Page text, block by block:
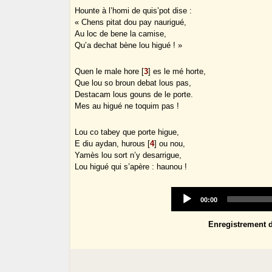
Hounte à l’homi de quis’pot dise :
« Chens pitat dou pay naurigué,
Au loc de bene la camise,
Qu’a dechat bène lou higué ! »
Quen le male hore [3] es le mé horte,
Que lou so broun debat lous pas,
Destacam lous gouns de le porte.
Mes au higué ne toquim pas !
Lou co tabey que porte higue,
E diu aydan, hurous [4] ou nou,
Yamès lou sort n’y desarrigue,
Lou higué qui s’apère : haunou !
Current
00:00
Enregistrement